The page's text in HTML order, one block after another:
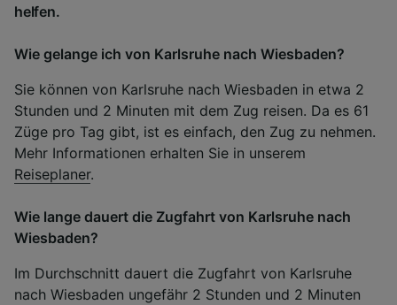
helfen.
Wie gelange ich von Karlsruhe nach Wiesbaden?
Sie können von Karlsruhe nach Wiesbaden in etwa 2
Stunden und 2 Minuten mit dem Zug reisen. Da es 61
Züge pro Tag gibt, ist es einfach, den Zug zu nehmen.
Mehr Informationen erhalten Sie in unserem
Reiseplaner.
Wie lange dauert die Zugfahrt von Karlsruhe nach
Wiesbaden?
Im Durchschnitt dauert die Zugfahrt von Karlsruhe
nach Wiesbaden ungefähr 2 Stunden und 2 Minuten